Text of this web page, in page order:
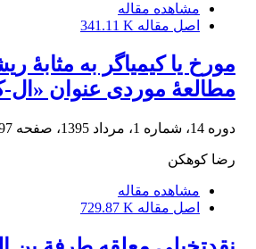
مشاهده مقاله
اصل مقاله 341.11 K
مورخ یا کیمیاگر به مثابۀ
مطالعۀ موردی عنوان «ال-
دوره 14، شماره 1، مرداد 1395، صفحه 113
رضا کوهکن
مشاهده مقاله
اصل مقاله 729.87 K